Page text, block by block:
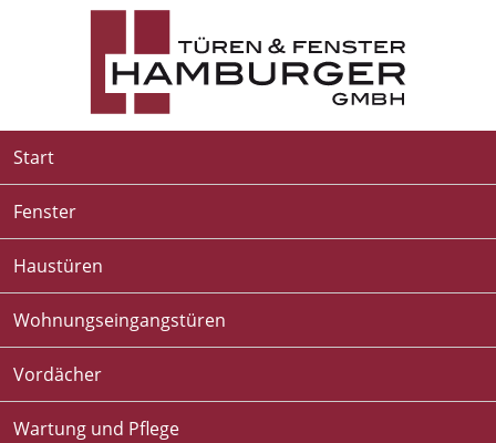
Start
Fenster
Haustüren
Wohnungseingangstüren
Vordächer
Wartung und Pflege